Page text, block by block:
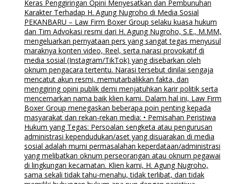
Keras Penggiringan Opini Menyesatkan dan Pembunuhan
Karakter Terhadap H. Agung Nugroho di Media Sosial
PEKANBARU – Law Firm Boxer Group selaku kuasa hukum
dan Tim Advokasi resmi dari H. Agung Nugroho, S.E., M.MM,
mengeluarkan pernyataan pers yang sangat tegas menyusul
maraknya konten video, Reel, serta narasi provokatif di
media sosial (Instagram/TikTok) yang disebarkan oleh
oknum pengacara tertentu. Narasi tersebut dinilai sengaja
mencatut akun resmi, memutarbalikkan fakta, dan
menggiring opini publik demi menjatuhkan karir politik serta
mencemarkan nama baik klien kami. Dalam hal ini, Law Firm
Boxer Group menegaskan beberapa poin penting kepada
masyarakat dan rekan-rekan media: • Pemisahan Peristiwa
Hukum yang Tegas: Persoalan sengketa atau pengurusan
administrasi kependudukan/aset yang disuarakan di media
sosial adalah murni permasalahan keperdataan/administrasi
yang melibatkan oknum perseorangan atau oknum pegawai
di lingkungan kecamatan. Klien kami, H. Agung Nugroho,
sama sekali tidak tahu-menahu, tidak terlibat, dan tidak